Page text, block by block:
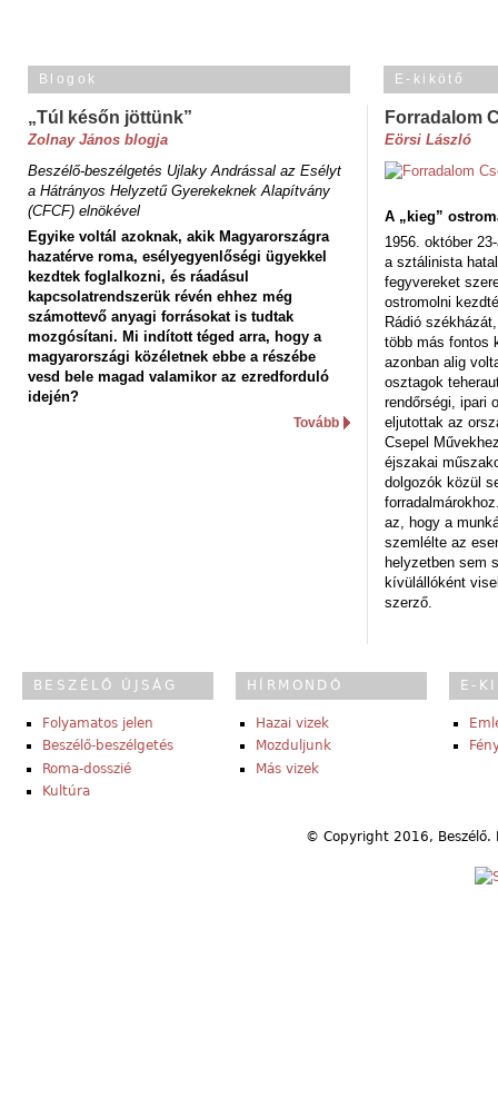
Blogok
„Túl későn jöttünk”
Zolnay János blogja
Beszélő-beszélgetés Ujlaky Andrással az Esélyt
a Hátrányos Helyzetű Gyerekeknek Alapítvány
(CFCF) elnökével
Egyike voltál azoknak, akik Magyarországra
hazatérve roma, esélyegyenlőségi ügyekkel
kezdtek foglalkozni, és ráadásul
kapcsolatrendszerük révén ehhez még
számottevő anyagi forrásokat is tudtak
mozgósítani. Mi indított téged arra, hogy a
magyarországi közéletnek ebbe a részébe
vesd bele magad valamikor az ezredforduló
idején?
Tovább
E-kikötő
Forradalom
Eörsi László
A „kieg”
1956. október
a sztálinista
fegyvereket
ostromolni
Rádió
több más fontos
azonban alig
osztagok
rendőrségi, ipari
eljutottak az
Csepel
éjszakai
dolgozók közül
az, hogy a
szemlélte az
helyzetben sem
kívülállóként
szerző.
BESZÉLŐ ÚJSÁG
Folyamatos jelen
Beszélő-beszélgetés
Roma-dosszié
Kultúra
HÍRMONDÓ
Hazai vizek
Mozduljunk
Más vizek
E-
© Copyright 2016,